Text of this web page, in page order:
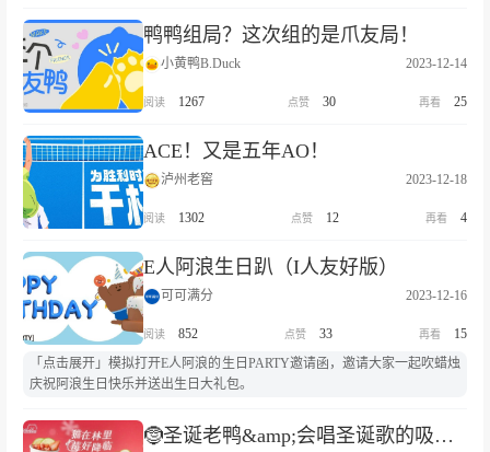
鸭鸭组局？这次组的是爪友局！
小黄鸭B.Duck 2023-12-14
1267 30 25
ACE！又是五年AO！
泸州老窖 2023-12-18
1302 12 4
E人阿浪生日趴（I人友好版）
可可满分 2023-12-16
852 33
15
「点击展开」模拟打开E人阿浪的生日PARTY邀请函，邀请大家一起吹蜡烛
庆祝阿浪生日快乐并送出生日大礼包。
🤶圣诞老鸭&amp;会唱圣诞歌的吸管，到底是谁还没有啊｜新品&amp;周边全系列上市